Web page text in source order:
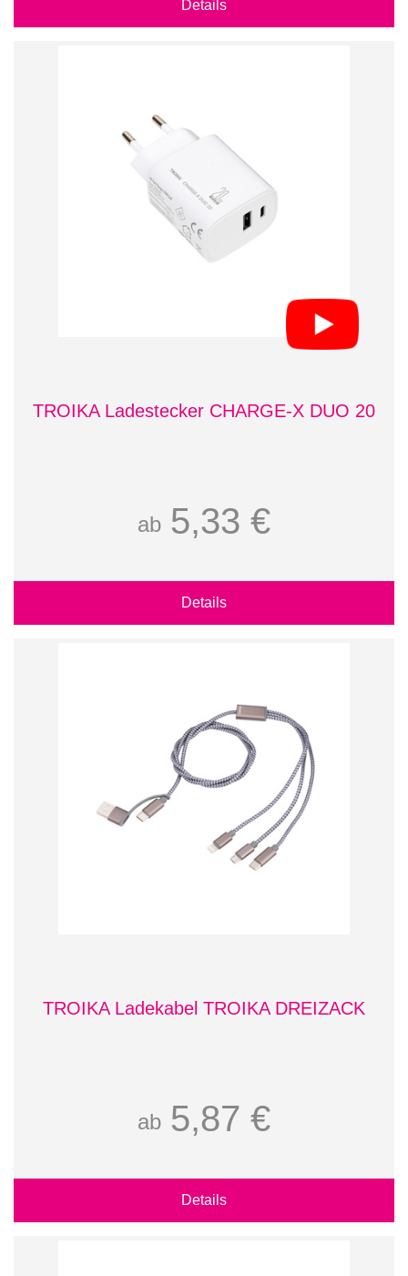
Details
TROIKA Ladestecker CHARGE-X DUO 20
ab 5,33 €
Details
TROIKA Ladekabel TROIKA DREIZACK
ab 5,87 €
Details